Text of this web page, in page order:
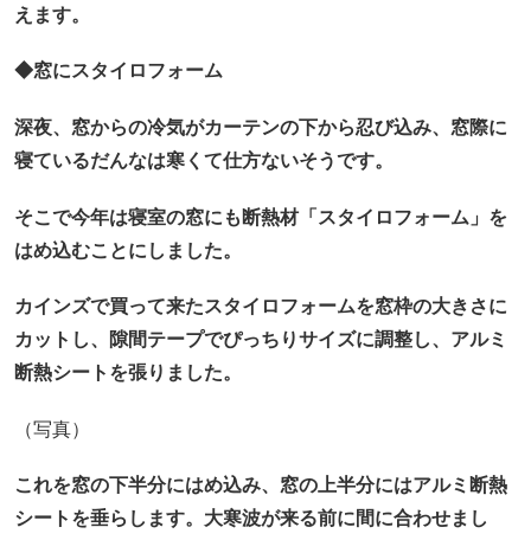
えます。
◆窓にスタイロフォーム
深夜、窓からの冷気がカーテンの下から忍び込み、窓際に
寝ているだんなは寒くて仕方ないそうです。
そこで今年は寝室の窓にも断熱材「スタイロフォーム」を
はめ込むことにしました。
カインズで買って来たスタイロフォームを窓枠の大きさに
カットし、隙間テープでぴっちりサイズに調整し、アルミ
断熱シートを張りました。
（写真）
これを窓の下半分にはめ込み、窓の上半分にはアルミ断熱
シートを垂らします。大寒波が来る前に間に合わせまし